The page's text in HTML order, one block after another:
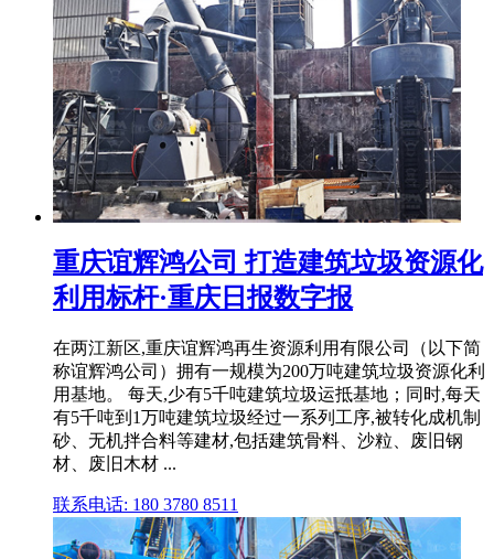
重庆谊辉鸿公司 打造建筑垃圾资源化
利用标杆·重庆日报数字报
在两江新区,重庆谊辉鸿再生资源利用有限公司（以下简
称谊辉鸿公司）拥有一规模为200万吨建筑垃圾资源化利
用基地。 每天,少有5千吨建筑垃圾运抵基地；同时,每天
有5千吨到1万吨建筑垃圾经过一系列工序,被转化成机制
砂、无机拌合料等建材,包括建筑骨料、沙粒、废旧钢
材、废旧木材 ...
联系电话: 180 3780 8511